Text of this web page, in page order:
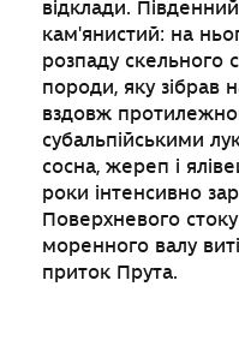
відклади.
кам'янистий: на
розпаду скельного
породи, яку зібрав
вздовж
субальпійськими
сосна, жереп і
роки інтенсивно
Поверхневого
моренного валу
приток Прута.